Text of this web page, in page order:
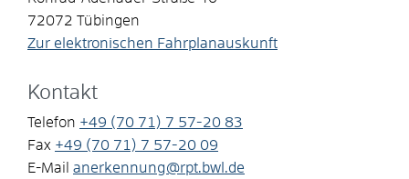
72072 Tübingen
Zur elektronischen Fahrplanauskunft
Kontakt
Telefon +49 (70 71) 7 57-20 83
Fax +49 (70 71) 7 57-20 09
E-Mail anerkennung@rpt.bwl.de